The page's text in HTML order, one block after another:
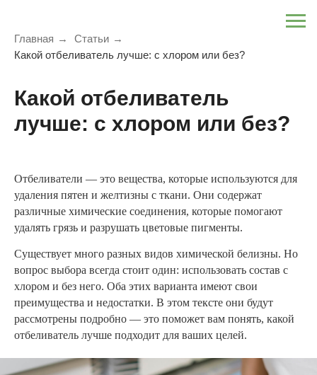
Главная → Статьи →
Какой отбеливатель лучше: с хлором или без?
Какой отбеливатель
лучше: с хлором или без?
Отбеливатели — это вещества, которые используются для
удаления пятен и желтизны с ткани. Они содержат
различные химические соединения, которые помогают
удалять грязь и разрушать цветовые пигменты.
Существует много разных видов химической белизны. Но
вопрос выбора всегда стоит один: использовать состав с
хлором и без него. Оба этих варианта имеют свои
преимущества и недостатки. В этом тексте они будут
рассмотрены подробно — это поможет вам понять, какой
отбеливатель лучше подходит для ваших целей.